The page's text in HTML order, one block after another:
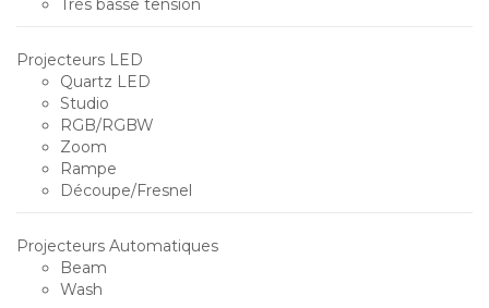
Très basse tension
Projecteurs LED
Quartz LED
Studio
RGB/RGBW
Zoom
Rampe
Découpe/Fresnel
Projecteurs Automatiques
Beam
Wash